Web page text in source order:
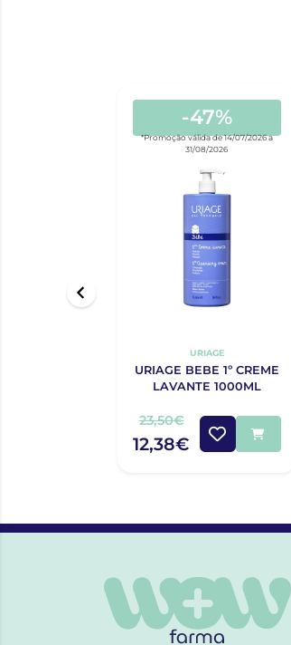
-47%
*Promoção válida de 14/07/2026 a
31/08/2026
URIAGE
URIAGE BEBE 1º CREME
LAVANTE 1000ML
23,50€
12,38€